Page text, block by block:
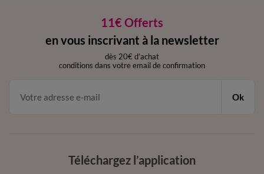
11€ Offerts
en vous inscrivant à la newsletter
dès 20€ d’achat
conditions dans votre email de confirmation
Ok
Téléchargez l’application